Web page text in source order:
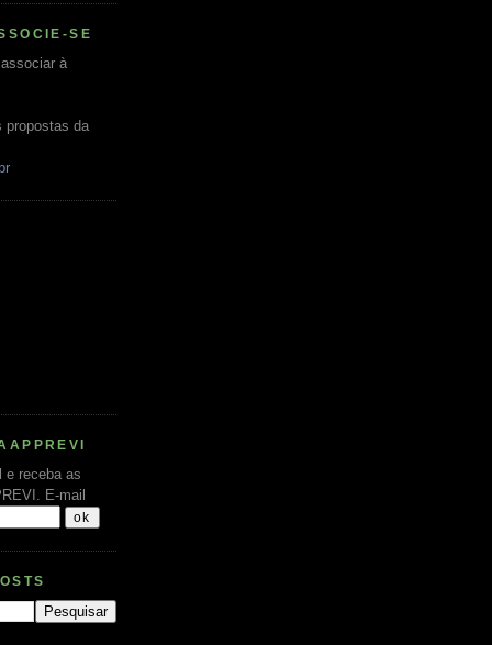
SE
à
propostas da
e receba as
E-mail